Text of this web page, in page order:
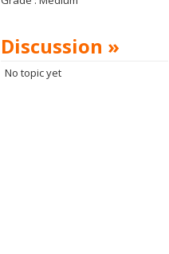
Discussion »
No topic yet